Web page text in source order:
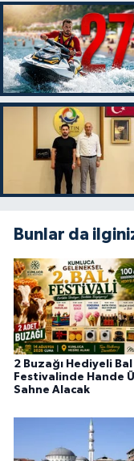
Bunlar da
2 Buzağı Hediyeli Bal
Festivalinde Hande
Sahne Alacak